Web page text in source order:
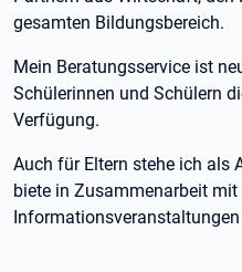
gesamten Bildungsbereich.
Mein Beratungsservice ist
Schülerinnen und Schülern
Verfügung.
Auch für Eltern stehe ich als
biete in Zusammenarbeit mit